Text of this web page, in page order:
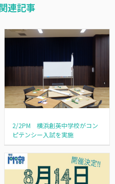
連記事
2/2PM 横浜創英中学校がコン
ピテンシー入試を実施